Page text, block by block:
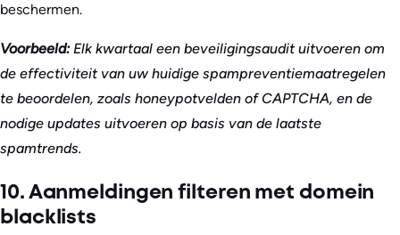
beschermen.
Voorbeeld: Elk kwartaal een beveiligingsaudit uitvoeren om
de effectiviteit van uw huidige spampreventiemaatregelen
te beoordelen, zoals honeypotvelden of CAPTCHA, en de
nodige updates uitvoeren op basis van de laatste
spamtrends.
10. Aanmeldingen filteren met domein
blacklists